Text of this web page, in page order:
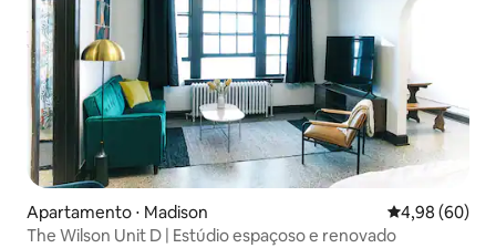
Apartamento ⋅ Madison 4,98 de uma
4,98 (60)
The Wilson Unit D | Estúdio espaçoso e renovado